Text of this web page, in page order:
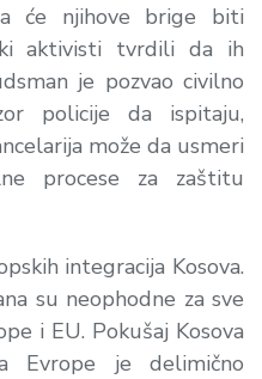
će njihove brige biti
aktivisti tvrdili da ih
je pozvao civilno
policije da ispitaju,
može da usmeri
procese za zaštitu
integracija Kosova.
su neophodne za sve
i EU. Pokušaj Kosova
Evrope je delimično